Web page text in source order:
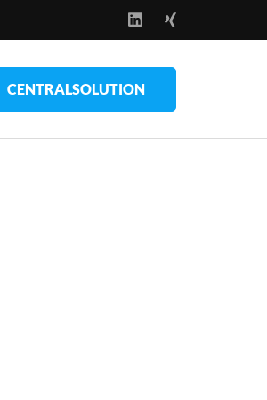
CENTRALSOLUTION